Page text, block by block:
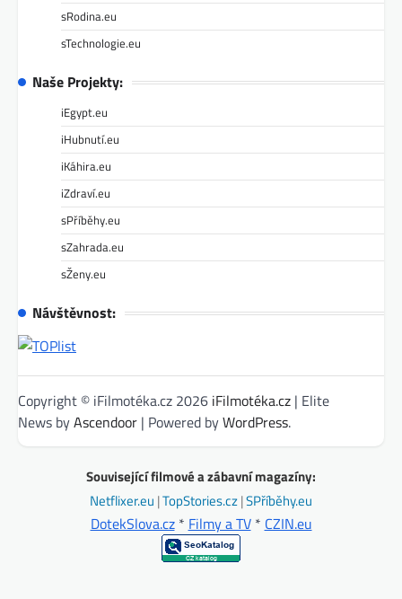
sRodina.eu
sTechnologie.eu
Naše Projekty:
iEgypt.eu
iHubnutí.eu
iKáhira.eu
iZdraví.eu
sPříběhy.eu
sZahrada.eu
sŽeny.eu
Návštěvnost:
Copyright © iFilmotéka.cz 2026 iFilmotéka.cz | Elite
News byAscendoor | Powered byWordPress.
Související filmové a zábavní magazíny:
Netflixer.eu |TopStories.cz|SPříběhy.eu
DotekSlova.cz* Filmy a TV* CZIN.eu